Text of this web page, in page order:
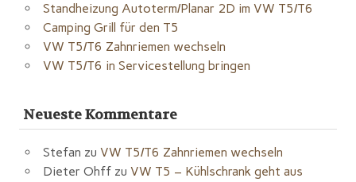
Standheizung Autoterm/Planar 2D im VW T5/T6
Camping Grill für den T5
VW T5/T6 Zahnriemen wechseln
VW T5/T6 in Servicestellung bringen
Neueste Kommentare
Stefan zu VW T5/T6 Zahnriemen wechseln
Dieter Ohff zu VW T5 – Kühlschrank geht aus